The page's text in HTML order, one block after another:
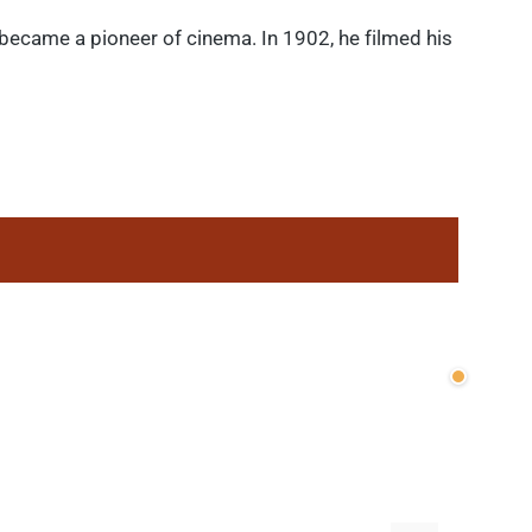
a pioneer of cinema. In 1902, he filmed his
Wenige